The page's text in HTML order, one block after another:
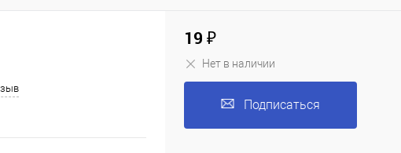
19 ₽
Нет в наличии
Подписаться